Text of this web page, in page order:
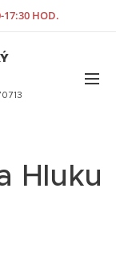
17:30 HOD.
Hluku